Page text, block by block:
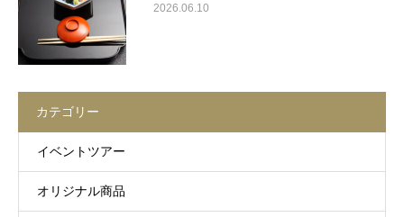
2026.06.10
カテゴリー
イベントツアー
オリジナル商品